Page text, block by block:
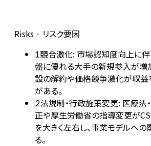
Risks · リスク要因
1競合激化: 市場認知度向上に伴
盤に優れる大手の新規参入が増
設の解約や価格競争激化が収益
がある。
2法規制・行政施策変更: 医療法
正や厚生労働省の指導変更が
を大きく左右し、事業モデルへ
る。